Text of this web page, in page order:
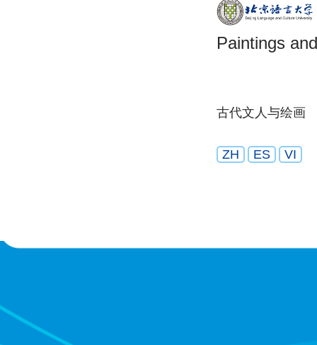
Paintings
古代文人与绘画
ZH ES VI